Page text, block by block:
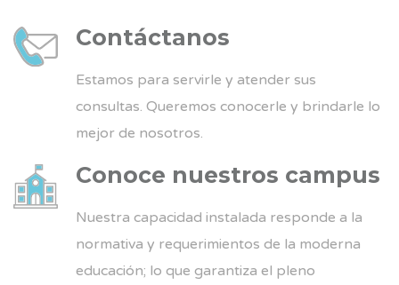
Contáctanos
Estamos para servirle y atender sus
consultas. Queremos conocerle y brindarle lo
mejor de nosotros.
Conoce nuestros campus
Nuestra capacidad instalada responde a la
normativa y requerimientos de la moderna
educación; lo que garantiza el pleno